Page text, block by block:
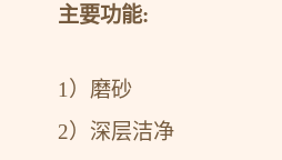
主要功能:
1）磨砂
2）深层洁净